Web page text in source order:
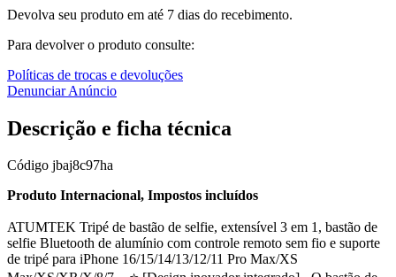
Devolva seu produto em até 7 dias do recebimento.
Para devolver o produto consulte:
Políticas de trocas e devoluções
Denunciar Anúncio
Descrição e ficha técnica
Código jbaj8c97ha
Produto Internacional, Impostos incluídos
ATUMTEK Tripé de bastão de selfie, extensível 3 em 1, bastão de
selfie Bluetooth de alumínio com controle remoto sem fio e suporte
de tripé para iPhone 16/15/14/13/12/11 Pro Max/XS